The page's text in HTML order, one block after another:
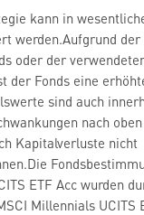
kann in
werden.Aufgrund der
oder der
der Fonds eine
sind auch
nach
Kapitalverluste nicht
ETF Acc wurden
Millennials UCITS